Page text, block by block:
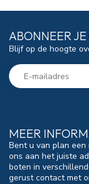
MEER
Bent u van plan
ons aan het juiste
boten in
gerust contact met
ABONNEER
Blijf op de hoogte